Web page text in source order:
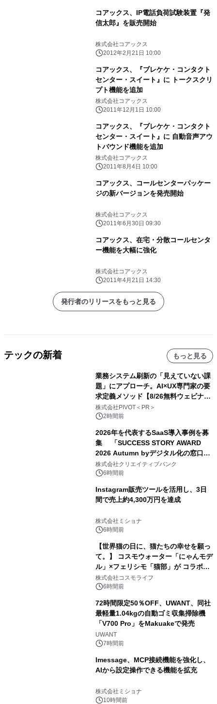
コアックス、IP電話負荷試験装置『発
信太郎』を販売開始
株式会社コアックス
2012年2月21日 10:00
コアックス、『ブレケケ・コンタクト
センター・スイート』に トークスクリ
プト機能を追加
株式会社コアックス
2011年12月1日 10:00
コアックス、『ブレケケ・コンタクト
センター・スイート』に 自動音声アウ
トバウンド機能を追加
株式会社コアックス
2011年8月4日 10:00
コアックス、コールセンターパッケー
ジの新バージョンを発売開始
株式会社コアックス
2011年6月30日 09:30
コアックス、在宅・分散コールセンタ
ー機能を大幅に強化
株式会社コアックス
2011年4月21日 14:30
発行者のリリースをもっと見る
テックの新着 もっと見る
業務システム刷新の「見えていない課
題」にアプローチ。AI×UX専門家の要
求定義メソッド【8/26無料ウェビナ
ー】株式会社PIVOT
株式会社PIVOT＜PR＞
2時間前
2026年を代表するSaaS導入事例を募
集 「SUCCESS STORY AWARD
2026 Autumn byデジタル化の窓口」
開催
株式会社クリエイティブバンク
6時間前
Instagram販売ツールを活用し、3日
間で売上約4,300万円を達成
株式会社ミショナ
6時間前
【世界猫の日に、猫たちの幸せを願っ
て。】 コスモウォーター「にゃんモデ
ル」×フェリシモ「猫部」が コラボキ
ャンペーンを実施
株式会社コスモライフ
6時間前
72時間限定50％OFF、UWANT、同社
最軽量1.04kgの自動ゴミ収集掃除機
「V700 Pro」をMakuakeで発売
UWANT
7時間前
lmessage、MCP接続機能を強化し、
AIから設定操作できる機能を拡充
株式会社ミショナ
10時間前